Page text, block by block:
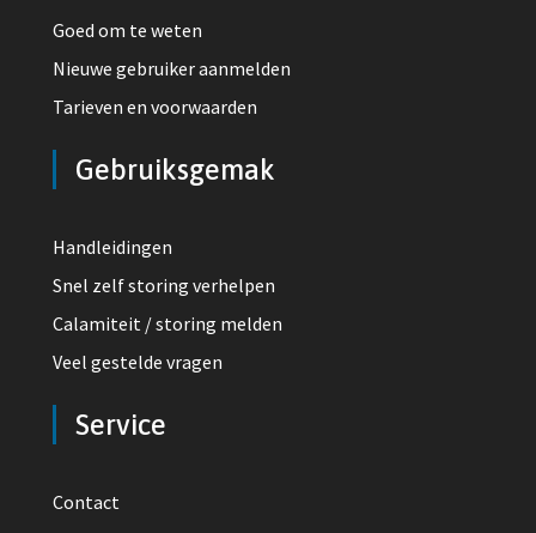
Goed om te weten
Nieuwe gebruiker aanmelden
Tarieven en voorwaarden
Gebruiksgemak
Handleidingen
Snel zelf storing verhelpen
Calamiteit / storing melden
Veel gestelde vragen
Service
Contact